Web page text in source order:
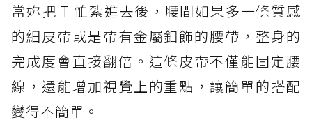
當妳把 T 恤紮進去後，腰間如果多一條質感
的細皮帶或是帶有金屬釦飾的腰帶，整身的
完成度會直接翻倍。這條皮帶不僅能固定腰
線，還能增加視覺上的重點，讓簡單的搭配
變得不簡單。